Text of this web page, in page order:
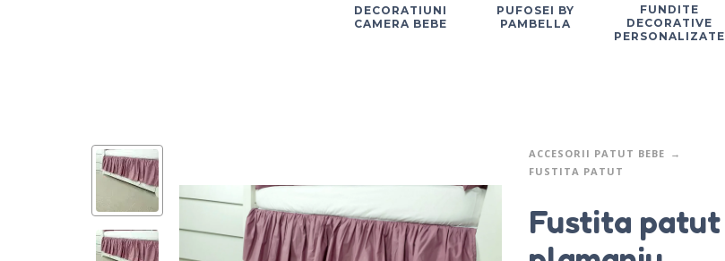
DECORATIUNI
CAMERA BEBE
PUFOSEI BY
PAMBELLA
FUNDITE
DECORATIVE
PERSONALIZATE
ACCESORII PATUT BEBE
FUSTITA PATUT
Fustita patut